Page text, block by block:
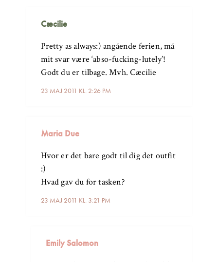
Cæcilie
23 MAJ 2011 KL. 2:26 PM
Pretty as always:) angående ferien, må
mit svar være ‘abso-fucking-lutely’!
Godt du er tilbage. Mvh. Cæcilie
Maria Due
23 MAJ 2011 KL. 3:21 PM
Hvor er det bare godt til dig det outfit
:)
Hvad gav du for tasken?
Emily Salomon